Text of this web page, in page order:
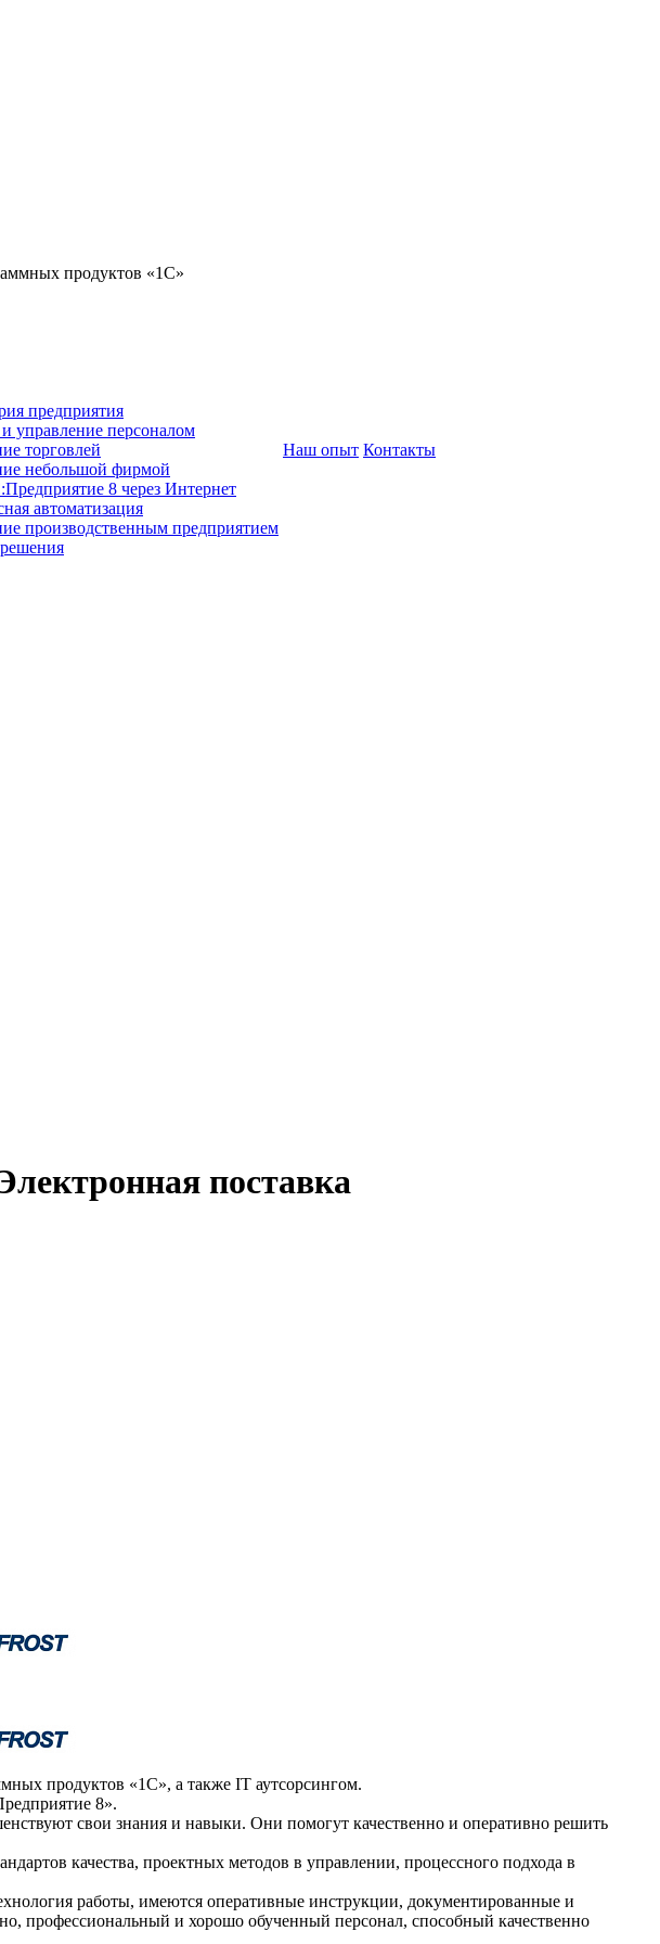
продуктов «1С»
предприятия
управление персоналом
торговлей
небольшой фирмой
8 через Интернет
автоматизация
производственным предприятием
Наш опыт Контакты
поставка
продуктов «1С», а также IT аутсорсингом.
8».
свои знания и навыки. Они помогут качественно и оперативно решить
качества, проектных методов в управлении, процессного подхода в
работы, имеются оперативные инструкции, документированные и
профессиональный и хорошо обученный персонал, способный качественно